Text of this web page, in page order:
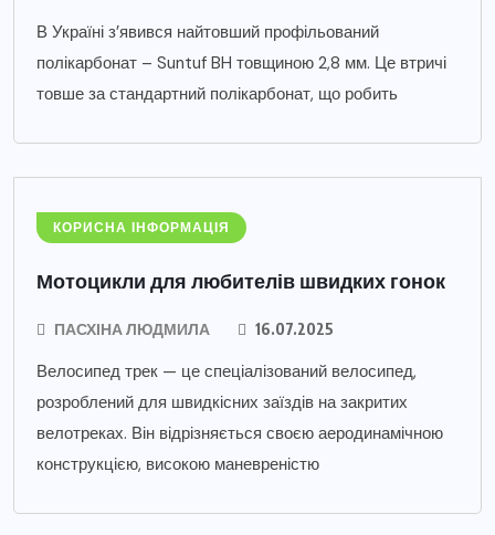
В Україні з’явився найтовший профільований
полікарбонат – Suntuf BH товщиною 2,8 мм. Це втричі
товше за стандартний полікарбонат, що робить
КОРИСНА ІНФОРМАЦІЯ
Мотоцикли для любителів швидких гонок
ПАСХІНА ЛЮДМИЛА 16.07.2025
Велосипед трек — це спеціалізований велосипед,
розроблений для швидкісних заїздів на закритих
велотреках. Він відрізняється своєю аеродинамічною
конструкцією, високою маневреністю